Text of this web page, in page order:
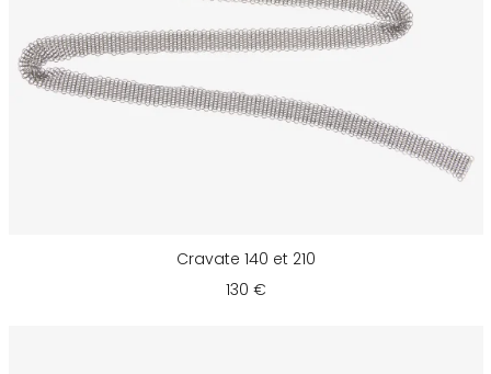
Cravate 140 et 210
130 €